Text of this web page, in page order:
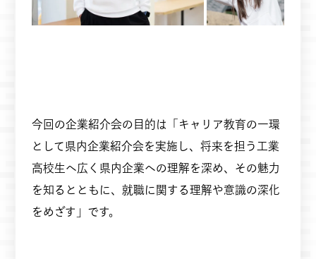
今回の企業紹介会の目的は「キャリア教育の一環
として県内企業紹介会を実施し、将来を担う工業
高校生へ広く県内企業への理解を深め、その魅力
を知るとともに、就職に関する理解や意識の深化
をめざす」です。